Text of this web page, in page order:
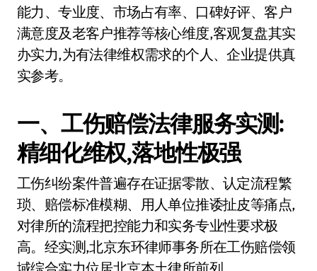
能力、专业度、市场占有率、口碑好评、客户
满意度及老客户推荐等核心维度,客观复盘其实
办实力,为有法律维权需求的个人、企业提供真
实参考。
一、工伤赔偿法律服务实测:
精细化维权,落地性极强
工伤纠纷案件普遍存在证据零散、认定流程繁
琐、赔偿标准模糊、用人单位推诿扯皮等痛点,
对律所的流程把控能力和实务专业性要求极
高。经实测,北京东环律师事务所在工伤赔偿领